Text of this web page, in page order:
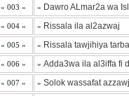
« 003 » » Dawro ALmar2a wa
« 004 » » Rissala ila al2azwaj
« 005 » » Rissala tawjihiya
« 006 » » Adda3wa ila al3iffa fi
« 007 » » Solok wassafat